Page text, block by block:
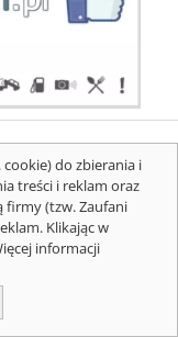
o cookiesdo zbierania i
treści i reklam oraz
firmy (tzw. Zaufani
Klikając w
informacji